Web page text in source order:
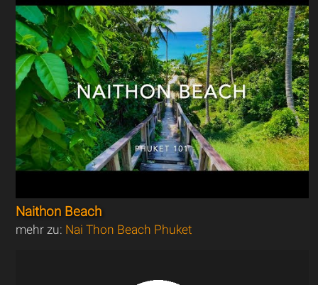
Naithon Beach
mehr zu: Nai Thon Beach Phuket